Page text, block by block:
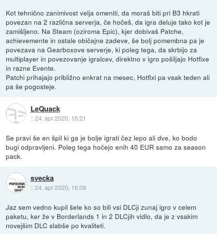
Kot tehnično zanimivost velja omeniti, da moraš biti pri B3 hkrati
povezan na 2 različna serverja, če hočeš, da igra deluje tako kot je
zamišljeno. Na Steam (oziroma Epic), kjer dobivaš Patche,
achievemente in ostale običajne zadeve, še bolj pomembna pa je
povezava na Gearboxove serverje, ki poleg tega, da skrbijo za
multiplayer in povezovanje igralcev, direktno v igro pošiljajo Hotfixe
in razne Evente.
Patchi prihajajo približno enkrat na mesec, Hotfixi pa vsak teden ali
pa še pogosteje.
LeQuack
::24. apr 2020, 15:21
Se pravi še en špil ki ga je bolje igrati čez lepo ali dve, ko bodo
bugi odpravljeni. Poleg tega hočejo enih 40 EUR samo za season
pack.
svecka
::24. apr 2020, 16:08
Jaz sem vedno kupil šele ko so bili vsi DLCji zunaj igro v celem
paketu, ker že v Borderlands 1 in 2 DLCjih vidlo, da je z vsakim
novejšim DLC slabše po kvaliteti.